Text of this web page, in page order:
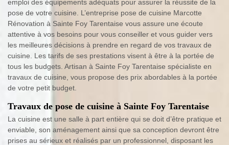
emploi des équipements adéquats pour assurer la réussite de la
pose de votre cuisine. L’entreprise pose de cuisine Marcotte
Rénovation à Sainte Foy Tarentaise vous assure une écoute
attentive à vos besoins pour vous conseiller et vous guider vers
les meilleures décisions à prendre en regard de vos travaux de
cuisine. Les tarifs de ses prestations visent à être à la portée de
tous les budgets. Artisan à Sainte Foy Tarentaise spécialiste en
travaux de cuisine, vous propose des prix abordables à la portée
de votre petit budget.
Travaux de pose de cuisine à Sainte Foy Tarentaise
La cuisine est une salle à part entière qui se doit d’être pratique et
enviable, son aménagement ainsi que sa conception devront être
prises au sérieux et réalisés par un professionnel, disposant les